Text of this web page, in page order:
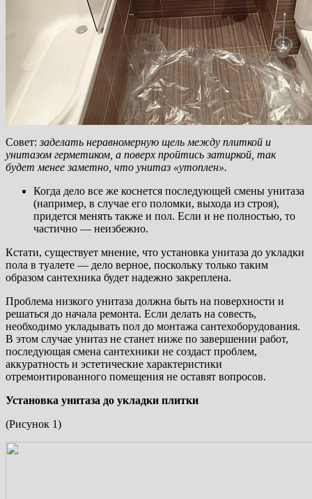
Совет: заделать неравномерную щель между плиткой и
унитазом герметиком, а поверх пройтись затиркой, так
будет менее заметно, что унитаз «утоплен».
Когда дело все же коснется последующей смены унитаза
(например, в случае его поломки, выхода из строя),
придется менять также и пол. Если и не полностью, то
частично — неизбежно.
Кстати, существует мнение, что установка унитаза до укладки
пола в туалете — дело верное, поскольку только таким
образом сантехника будет надежно закреплена.
Проблема низкого унитаза должна быть на поверхности и
решаться до начала ремонта. Если делать на совесть,
необходимо укладывать пол до монтажа сантехоборудования.
В этом случае унитаз не станет ниже по завершении работ,
последующая смена сантехники не создаст проблем,
аккуратность и эстетические характеристики
отремонтированного помещения не оставят вопросов.
Установка унитаза до укладки плитки
(Рисунок 1)